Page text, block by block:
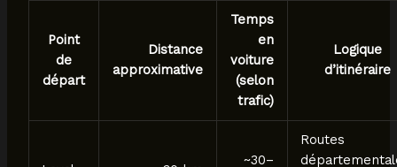
Point
de
départ
Distance
approximative
Temps
en
voiture
(selon
trafic)
Logique
d’itinéraire
~30–
Routes